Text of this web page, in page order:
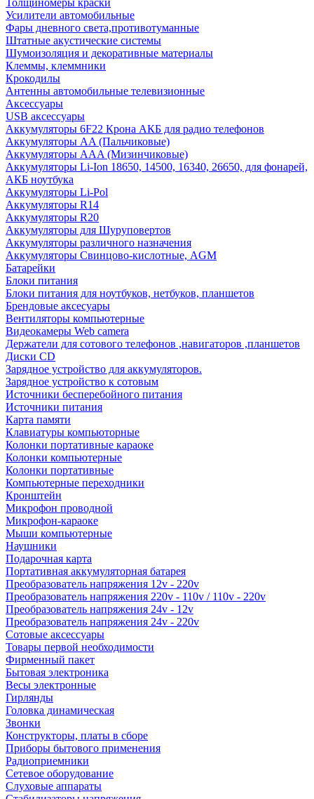
Толщиномеры краски
Усилители автомобильные
Фары дневного света,противотуманные
Штатные акустические системы
Шумоизоляция и декоративные материалы
Клеммы, клеммники
Крокодилы
Антенны автомобильные телевизионные
Аксессуары
USB аксессуары
Аккумуляторы 6F22 Крона АКБ для радио телефонов
Аккумуляторы AA (Пальчиковые)
Аккумуляторы AAA (Мизинчиковые)
Аккумуляторы Li-Ion 18650, 14500, 16340, 26650, для фонарей,
АКБ ноутбука
Аккумуляторы Li-Pol
Аккумуляторы R14
Аккумуляторы R20
Аккумуляторы для Шуруповертов
Аккумуляторы различного назначения
Аккумуляторы Свинцово-кислотные, AGM
Батарейки
Блоки питания
Блоки питания для ноутбуков, нетбуков, планшетов
Брендовые аксесуары
Вентиляторы компьютерные
Видеокамеры Web camera
Держатели для сотового телефонов ,навигаторов ,планшетов
Диски CD
Зарядное устройство для аккумуляторов.
Зарядное устройство к сотовым
Источники бесперебойного питания
Источники питания
Карта памяти
Клавиатуры компьюторные
Колонки портативные караоке
Колонки компьютерные
Колонки портативные
Компьютерные переходники
Кронштейн
Микрофон проводной
Микрофон-караоке
Мыши компьютерные
Наушники
Подарочная карта
Портативная аккумуляторная батарея
Преобразователь напряжения 12v - 220v
Преобразователь напряжения 220v - 110v / 110v - 220v
Преобразователь напряжения 24v - 12v
Преобразователь напряжения 24v - 220v
Сотовые аксессуары
Товары первой необходимости
Фирменный пакет
Бытовая электроника
Весы электронные
Гирлянды
Головка динамическая
Звонки
Конструкторы, платы в сборе
Приборы бытового применения
Радиоприемники
Сетевое оборудование
Слуховые аппараты